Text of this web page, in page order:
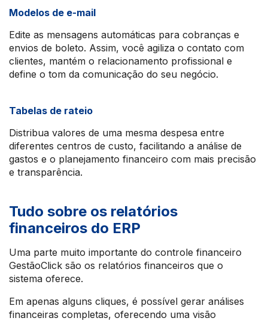
Modelos de e-mail
Edite as mensagens automáticas para cobranças e
envios de boleto. Assim, você agiliza o contato com
clientes, mantém o relacionamento profissional e
define o tom da comunicação do seu negócio.
Tabelas de rateio
Distribua valores de uma mesma despesa entre
diferentes centros de custo, facilitando a análise de
gastos e o planejamento financeiro com mais precisão
e transparência.
Tudo sobre os relatórios
financeiros do ERP
Uma parte muito importante do controle financeiro
GestãoClick são os relatórios financeiros que o
sistema oferece.
Em apenas alguns cliques, é possível gerar análises
financeiras completas, oferecendo uma visão